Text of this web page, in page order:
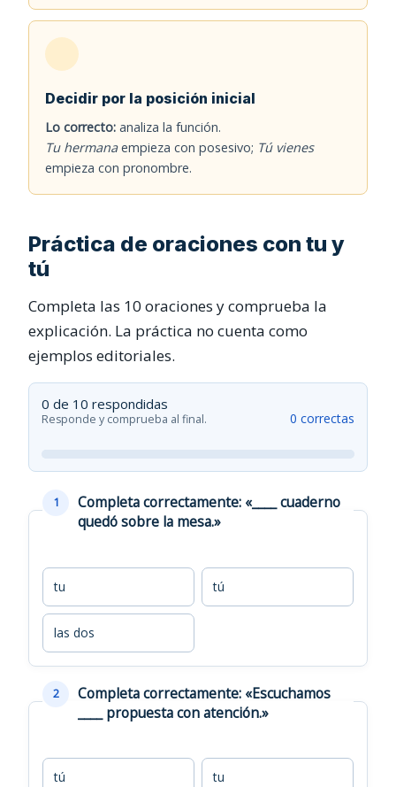
Decidir por la posición inicial
Lo correcto: analiza la función.
Tu hermanaempieza con posesivo; Tú vienes
empieza con pronombre.
Práctica de oraciones con tu y
tú
Completa las 10 oraciones y comprueba la
explicación. La práctica no cuenta como
ejemplos editoriales.
0 de 10 respondidas
Responde y comprueba al final. 0 correctas
1
Completa correctamente: «____ cuaderno
quedó sobre la mesa.»
tu tú
las dos
2
Completa correctamente: «Escuchamos
____ propuesta con atención.»
tú tu